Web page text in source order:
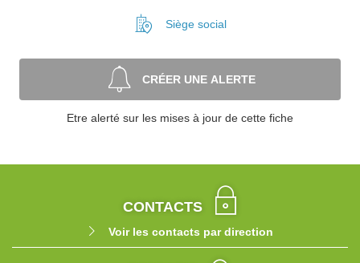
Siège social
CRÉER UNE ALERTE
Etre alerté sur les mises à jour de cette fiche
CONTACTS
Voir les contacts par direction